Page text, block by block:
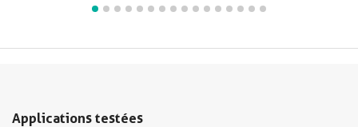
Applications testées